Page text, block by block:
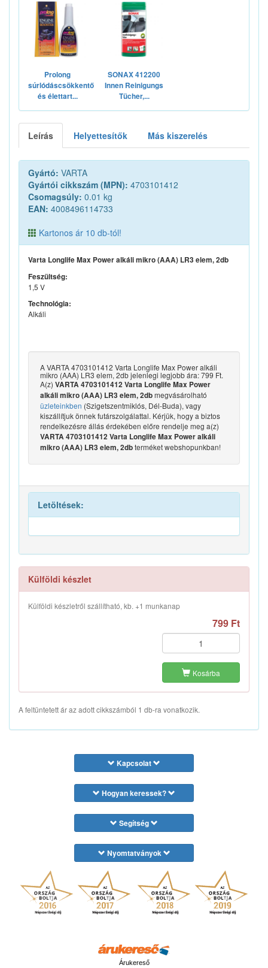
Prolong
súrlódáscsökkentő
és élettart...
SONAX 412200
Innen Reinigungs
Tücher,...
Leírás Helyettesítők Más kiszerelés
Gyártó: VARTA
Gyártói cikkszám (MPN): 4703101412
Csomagsúly: 0.01 kg
EAN: 4008496114733
Kartonos ár 10 db-tól!
Varta Longlife Max Power alkáli mikro (AAA) LR3 elem, 2db
Feszültség:
1,5 V
Technológia:
Alkáli
A VARTA 4703101412 Varta Longlife Max Power alkáli
mikro (AAA) LR3 elem, 2db jelenlegi legjobb ára: 799 Ft.
A(z) VARTA 4703101412 Varta Longlife Max Power
alkáli mikro (AAA) LR3 elem, 2dbmegvásárolható
üzleteinkben (Szigetszentmiklós, Dél-Buda), vagy
kiszállítjuk önnek futárszolgálattal. Kérjük, hogy a biztos
rendelkezésre állás érdekében előre rendelje meg a(z)
VARTA 4703101412 Varta Longlife Max Power alkáli
mikro (AAA) LR3 elem, 2dbterméket webshopunkban!
Letöltések:
Külföldi készlet
Külföldi készletről szállítható, kb. +1 munkanap
799 Ft
Kosárba
A feltüntetett ár az adott cikkszámból 1 db-ra vonatkozik.
Kapcsolat
Hogyan keressek?
Segítség
Nyomtatványok
Árukereső